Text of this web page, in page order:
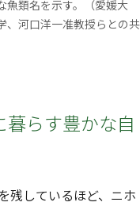
魚類名を示す。（愛媛大
、河口洋一准教授らとの共
らす豊かな自
残しているほど、ニホ